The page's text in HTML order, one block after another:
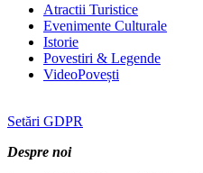
Atractii Turistice
Evenimente Culturale
Istorie
Povestiri & Legende
VideoPovești
Setări GDPR
Despre noi